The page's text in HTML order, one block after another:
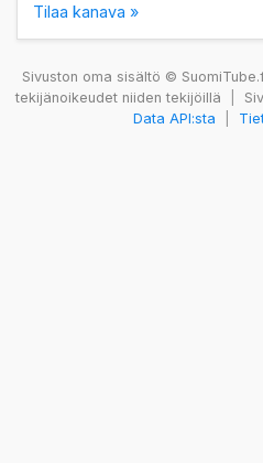
Tilaa kanava »
Sivuston oma sisältö ©
tekijänoikeudet niiden tekijöillä
Data API:sta